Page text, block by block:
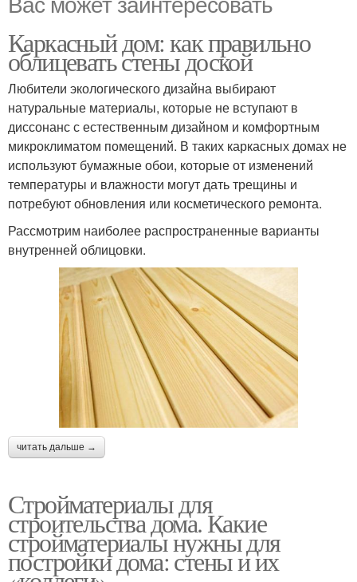
Каркасный дом: как правильно
облицевать стены доской
Любители экологического дизайна выбирают
натуральные материалы, которые не вступают в
диссонанс с естественным дизайном и комфортным
микроклиматом помещений. В таких каркасных домах не
используют бумажные обои, которые от изменений
температуры и влажности могут дать трещины и
потребуют обновления или косметического ремонта.
Рассмотрим наиболее распространенные варианты
внутренней облицовки.
читать дальше →
Стройматериалы для
строительства дома. Какие
стройматериалы нужны для
постройки дома: стены и их